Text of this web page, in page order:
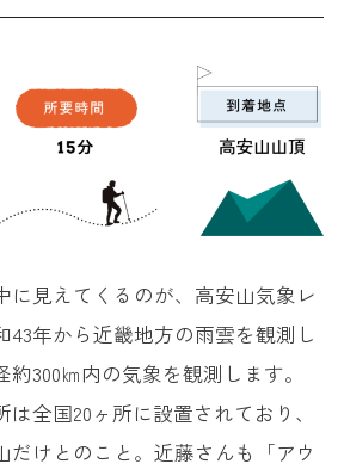
に見えてくるのが、高安山気象レ
43年から近畿地方の雨雲を観測し
300㎞内の気象を観測します。
全国20ヶ所に設置されており、
だけとのこと。近藤さんも「アウ